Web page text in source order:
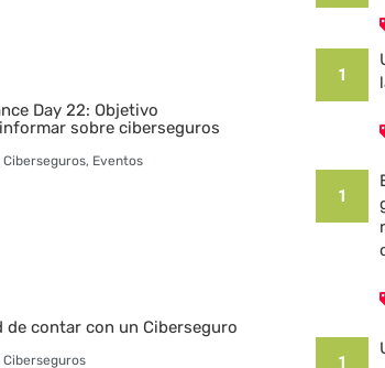
Day 22: Objetivo
sobre ciberseguros
Ciberseguros, Eventos
de contar con un Ciberseguro
Ciberseguros
1
1
1